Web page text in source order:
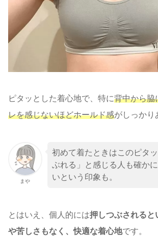
ピタッとした着心地で、特に背中から脇
レを感じないほどホールド感がしっかり
まや
初めて着たときはこのピタ
ぶれる」と感じる人も確か
いという印象も。
とはいえ、個人的には押しつぶされると
や苦しさもなく、快適な着心地です。